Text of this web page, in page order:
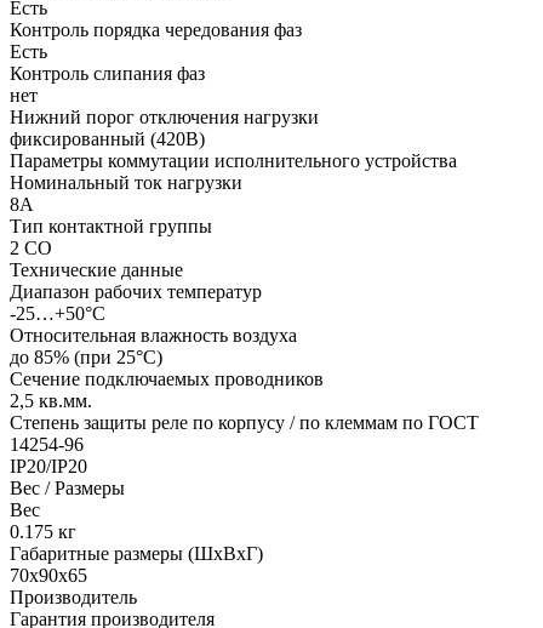
Есть
Контроль порядка чередования фаз
Есть
Контроль слипания фаз
нет
Нижний порог отключения нагрузки
фиксированный (420В)
Параметры коммутации исполнительного устройства
Номинальный ток нагрузки
8А
Тип контактной группы
2 СO
Технические данные
Диапазон рабочих температур
-25…+50°С
Относительная влажность воздуха
до 85% (при 25°С)
Сечение подключаемых проводников
2,5 кв.мм.
Степень защиты реле по корпусу / по клеммам по ГОСТ
14254-96
IP20/IP20
Вес / Размеры
Вес
0.175 кг
Габаритные размеры (ШхВхГ)
70х90x65
Производитель
Гарантия производителя